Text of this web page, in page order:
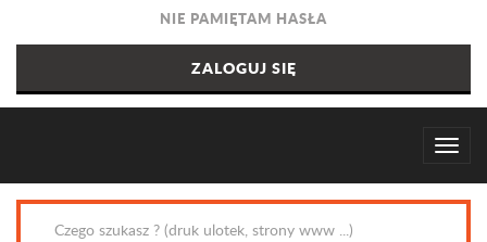
NIE PAMIĘTAM HASŁA